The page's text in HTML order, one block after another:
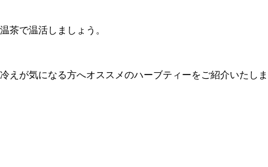
温茶で温活しましょう。
冷えが気になる方へオススメのハーブティーをご紹介いたし